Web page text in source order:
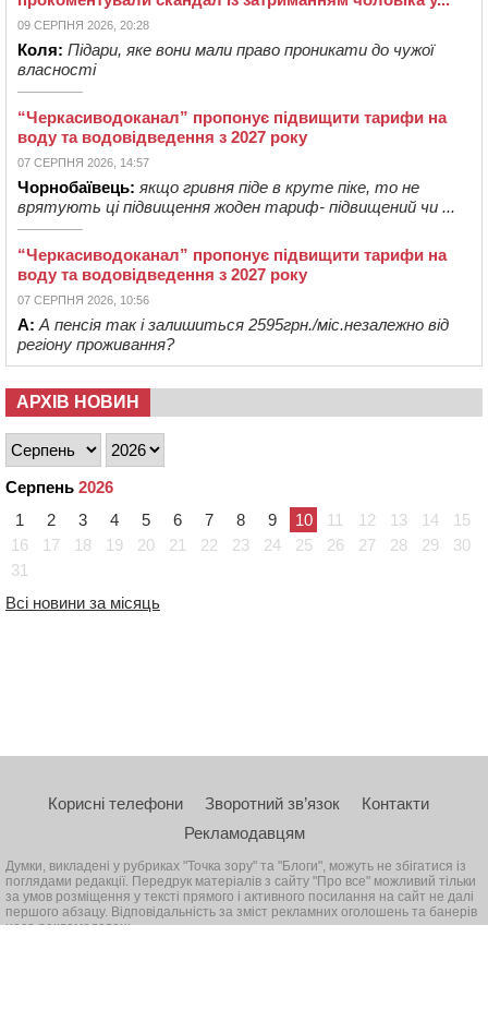
09 СЕРПНЯ 2026, 20:28
Коля: Підари, яке вони мали право проникати до чужої
власності
“Черкасиводоканал” пропонує підвищити тарифи на
воду та водовідведення з 2027 року
07 СЕРПНЯ 2026, 14:57
Чорнобаївець: якщо гривня піде в круте піке, то не
врятують ці підвищення жоден тариф- підвищений чи ...
“Черкасиводоканал” пропонує підвищити тарифи на
воду та водовідведення з 2027 року
07 СЕРПНЯ 2026, 10:56
А: А пенсія так і залишиться 2595грн./міс.незалежно від
регіону проживання?
АРХІВ НОВИН
Серпень 2026
1
2 3 4 5 6 7 8 9 10 11 12 13 14
15
16
17 18 19 20 21 22 23 24 25 26 27 28 29
30
31
Всі новини за місяць
Корисні телефони Зворотний зв’язок
Контакти
Рекламодавцям
Думки, викладені у рубриках "Точка зору" та "Блоги", можуть не збігатися із
поглядами редакції. Передрук матеріалів з сайту "Про все" можливий тільки
за умов розміщення у тексті прямого і активного посилання на сайт не далі
першого абзацу. Відповідальність за зміст рекламних оголошень та банерів
несе рекламодавець